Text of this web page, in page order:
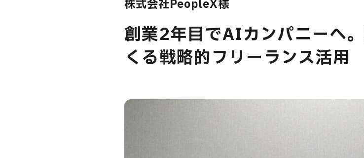
USER’S VOICE
MEMBERS
株式会社PeopleX様
創業2年目でAIカンパニーへ
くる戦略的フリーランス活用